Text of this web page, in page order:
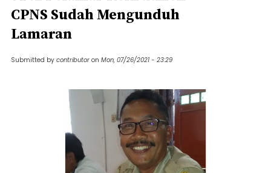
CPNS Sudah Mengunduh
Lamaran
Submitted by contributor on Mon, 07/26/2021 - 23:29